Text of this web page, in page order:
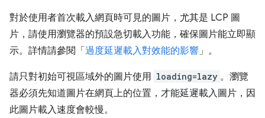
對於使用者首次載入網頁時可見的圖片，尤其是 LCP 圖
片，請使用瀏覽器的預設急切載入功能，確保圖片能立即顯
示。詳情請參閱「過度延遲載入對效能的影響 」。
請只對初始可視區域外的圖片使用 loading=lazy 。瀏覽
器必須先知道圖片在網頁上的位置，才能延遲載入圖片，因
此圖片載入速度會較慢。